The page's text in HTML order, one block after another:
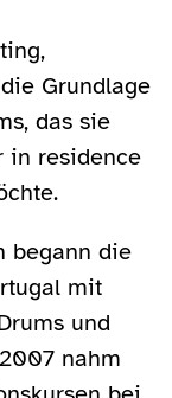
Grundlage
das sie
in residence
begann die
mit
und
nahm